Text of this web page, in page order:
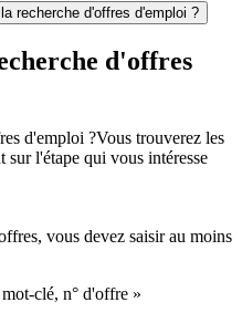
recherche d'offres d'emploi ?
d'offres
d'emploi ?Vous trouverez les
sur l'étape qui vous intéresse
vous devez saisir au moins
clé, n° d'offre »